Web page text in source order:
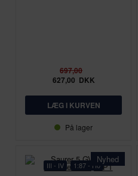
697,00
627,00 DKK
På lager
Nyhed
III - IV 1:87 - H0